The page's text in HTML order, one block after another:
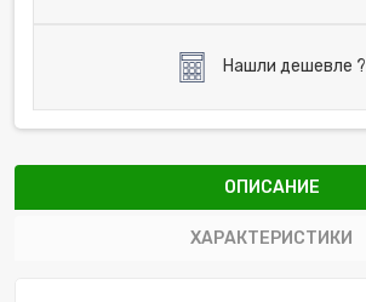
Нашли дешевле ?
ОПИСАНИЕ
ХАРАКТЕРИСТИКИ